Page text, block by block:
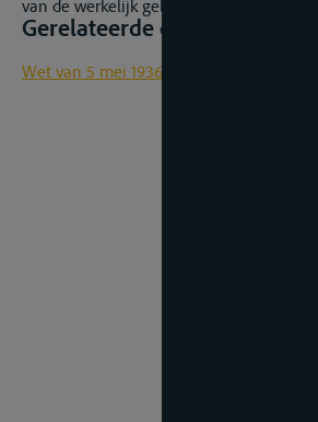
van de werkelijk geleden schade.
Gerelateerde documenten
Wet van 5 mei 1936 op de